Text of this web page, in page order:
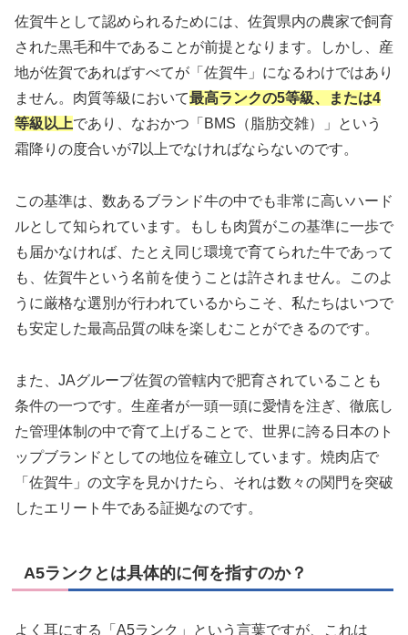
佐賀牛として認められるためには、佐賀県内の農家で飼育
された黒毛和牛であることが前提となります。しかし、産
地が佐賀であればすべてが「佐賀牛」になるわけではあり
ません。肉質等級において最高ランクの5等級、または4
等級以上であり、なおかつ「BMS（脂肪交雑）」という
霜降りの度合いが7以上でなければならないのです。
この基準は、数あるブランド牛の中でも非常に高いハード
ルとして知られています。もしも肉質がこの基準に一歩で
も届かなければ、たとえ同じ環境で育てられた牛であって
も、佐賀牛という名前を使うことは許されません。このよ
うに厳格な選別が行われているからこそ、私たちはいつで
も安定した最高品質の味を楽しむことができるのです。
また、JAグループ佐賀の管轄内で肥育されていることも
条件の一つです。生産者が一頭一頭に愛情を注ぎ、徹底し
た管理体制の中で育て上げることで、世界に誇る日本のト
ップブランドとしての地位を確立しています。焼肉店で
「佐賀牛」の文字を見かけたら、それは数々の関門を突破
したエリート牛である証拠なのです。
A5ランクとは具体的に何を指すのか？
よく耳にする「A5ランク」という言葉ですが、これは